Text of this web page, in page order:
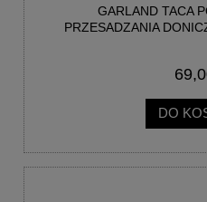
GARLAND TACA
PRZESADZANIA
DO